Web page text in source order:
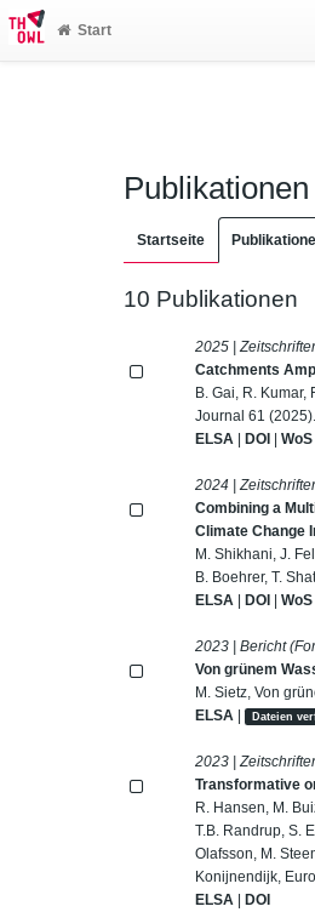
Start
Startseite
10 Publikationen
2025 |
Catchments
B. Gai, R. Kumar,
Journal 61 (2025).
ELSA |DOI |WoS
2024 |
Combining a
Climate Change
M. Shikhani, J.
B. Boehrer, T.
ELSA |DOI |WoS
2023 | Bericht
Von grünem
M. Sietz, Von
ELSA | Dateien
2023 |
Transformative
R. Hansen, M.
T.B. Randrup, S.
Olafsson, M.
Konijnendijk,
ELSA |DOI